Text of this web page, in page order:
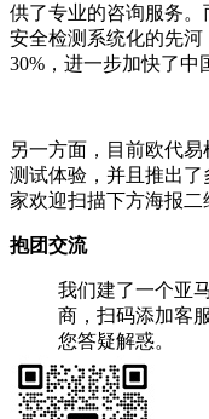
供了专业的咨询服务
安全检测系统化的先
30%，进一步加快了中
另一方面，目前欧代
测试体验，并且推出
家欢迎扫描下方海报二
抱团交流
我们建了一个亚
商，扫码添加客
您答疑解惑。